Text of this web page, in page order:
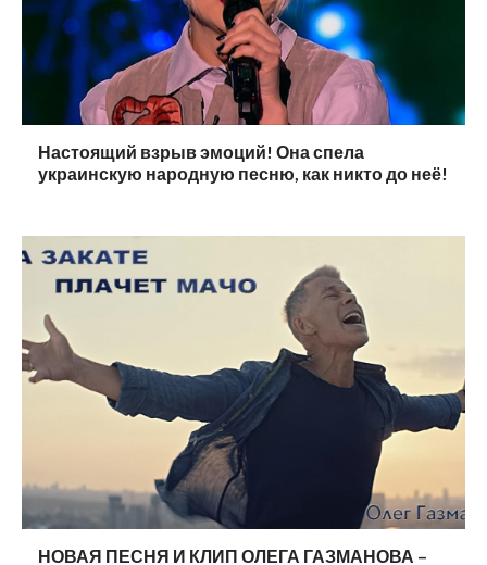
Настоящий взрыв эмоций! Она спела
украинскую народную песню, как никто до неё!
НОВАЯ ПЕСНЯ И КЛИП ОЛЕГА ГАЗМАНОВА –